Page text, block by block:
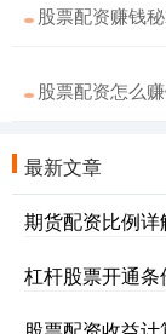
股票配资赚钱
股票配资怎么
最新文章
期货配资比例
杠杆股票开通条